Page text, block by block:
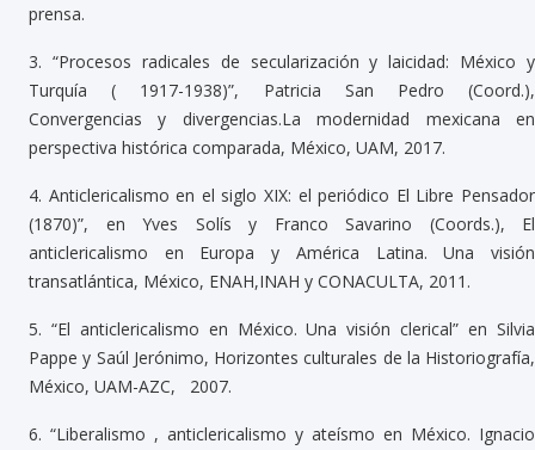
prensa.
3. “Procesos radicales de secularización y laicidad: México y
Turquía ( 1917-1938)”, Patricia San Pedro (Coord.),
Convergencias y divergencias.La modernidad mexicana en
perspectiva histórica comparada, México, UAM, 2017.
4. Anticlericalismo en el siglo XIX: el periódico El Libre Pensador
(1870)”, en Yves Solís y Franco Savarino (Coords.), El
anticlericalismo en Europa y América Latina. Una visión
transatlántica, México, ENAH,INAH y CONACULTA, 2011.
5. “El anticlericalismo en México. Una visión clerical” en Silvia
Pappe y Saúl Jerónimo, Horizontes culturales de la Historiografía,
México, UAM-AZC, 2007.
6. “Liberalismo , anticlericalismo y ateísmo en México. Ignacio